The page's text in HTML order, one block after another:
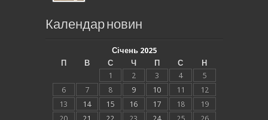
Календар новин
Січень 2025
П
В С Ч П С Н
1 2 3 4
5
6
7 8 9 10 11
12
13
14 15 16 17 18
19